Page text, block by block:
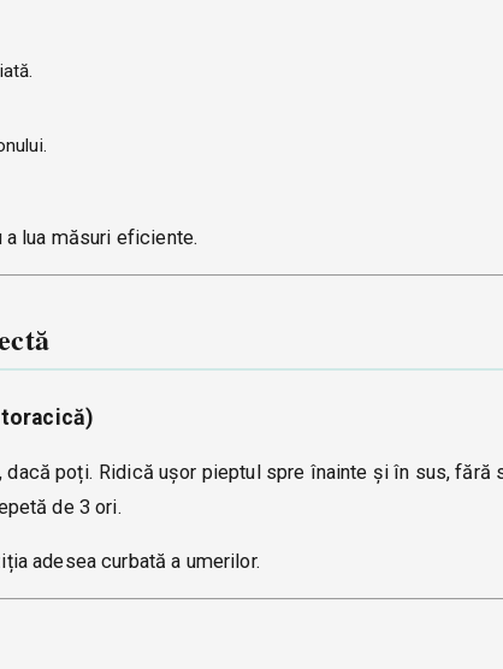
lua măsuri eficiente.
poți. Ridică ușor pieptul spre înainte și în sus, fără
de 3 ori.
adesea curbată a umerilor.